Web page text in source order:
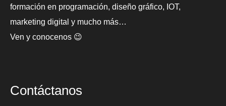
formación en programación, diseño gráfico, IOT,
marketing digital y mucho más…
Ven y conocenos 😉
Contáctanos